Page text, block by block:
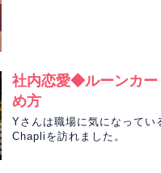
社内恋愛◆ルーンカー
め方
Yさんは職場に気になってい
Chapliを訪れました。